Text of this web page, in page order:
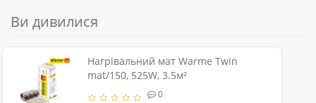
Ви дивилися
Нагрівальний мат Warme Twin
mat/150, 525W, 3.5м²
0